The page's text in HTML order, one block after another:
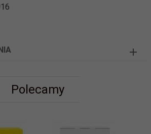
Polecamy